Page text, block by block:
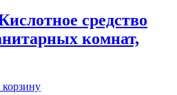
средство
комнат,